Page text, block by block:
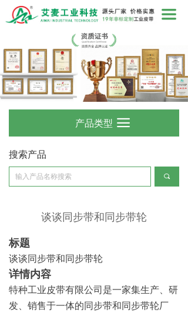
끀
产品类型 끀
搜索产品
끠
谈谈同步带和同步带轮
标题
谈谈同步带和同步带轮
详情内容
特种工业皮带有限公司是一家集生产、研
发、销售于一体的同步带和同步带轮厂